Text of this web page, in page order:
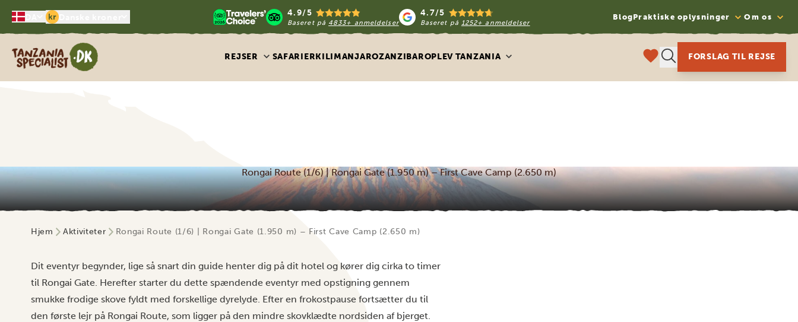
kr 4.9/5
Baseret på 4833+ anmeldelser
4.7/5
Baseret på 1252+ anmeldelser
BlogPraktiske oplysninger Om os
Tanzania Specialist
REJSER SAFARIERKILIMANJAROZANZIBAROPLEV TANZANIA FORSLAG TIL REJSE
Rongai Route (1/6) | Rongai Gate (1.950 m) – First Cave Camp (2.650 m)
Hjem Aktiviteter Rongai Route (1/6) | Rongai Gate (1.950 m) – First Cave Camp (2.650 m)
Dit eventyr begynder, lige så snart din guide henter dig på dit hotel og kører dig cirka to timer
til Rongai Gate. Herefter starter du dette spændende eventyr med opstigning gennem
smukke frodige skove fyldt med forskellige dyrelyde. Efter en frokostpause fortsætter du til
den første lejr på Rongai Route, som ligger på den mindre skovklædte nordsiden af bjerget.